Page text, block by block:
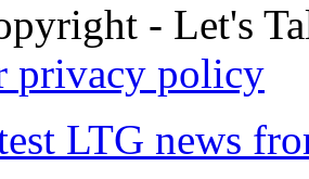
- Let's
privacy policy
LTG news